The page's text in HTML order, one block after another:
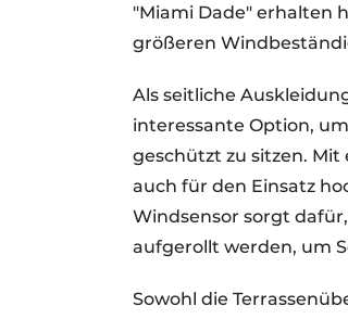
"Miami Dade" erhalten
größeren
Als seitliche
interessante Option,
geschützt zu sitzen.
auch für den Einsatz
Windsensor sorgt
aufgerollt werden, um
Sowohl die